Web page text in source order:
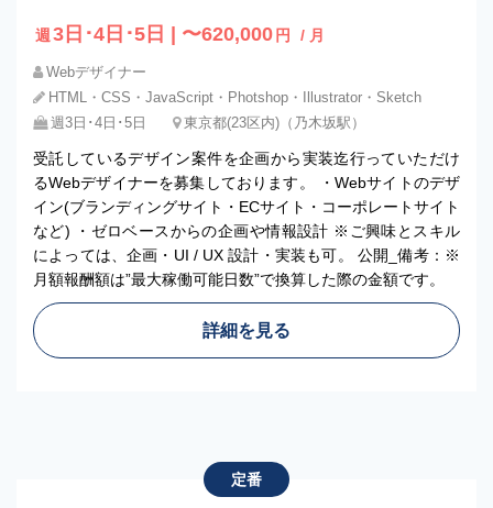
週 3日･4日･5日 | 〜620,000 円 / 月
Webデザイナー
HTML・CSS・JavaScript・Photshop・Illustrator・Sketch
週3日･4日･5日
東京都(23区内)（乃木坂駅）
受託しているデザイン案件を企画から実装迄行っていただけ
るWebデザイナーを募集しております。 ・Webサイトのデザ
イン(ブランディングサイト・ECサイト・コーポレートサイト
など) ・ゼロベースからの企画や情報設計 ※ご興味とスキル
によっては、企画・UI / UX 設計・実装も可。 公開_備考：※
月額報酬額は”最大稼働可能日数”で換算した際の金額です。
詳細を見る
定番